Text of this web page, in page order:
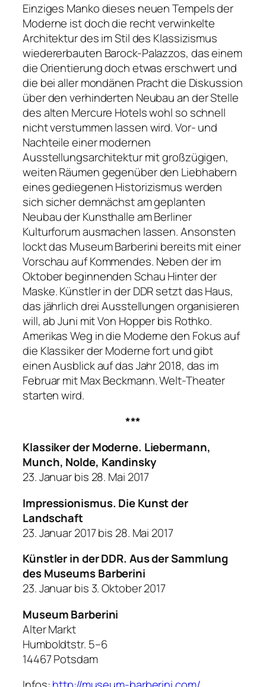
Einziges Manko dieses neuen Tempels der
Moderne ist doch die recht verwinkelte
Architektur des im Stil des Klassizismus
wiedererbauten Barock-Palazzos, das einem
die Orientierung doch etwas erschwert und
die bei aller mondänen Pracht die Diskussion
über den verhinderten Neubau an der Stelle
des alten Mercure Hotels wohl so schnell
nicht verstummen lassen wird. Vor- und
Nachteile einer modernen
Ausstellungsarchitektur mit großzügigen,
weiten Räumen gegenüber den Liebhabern
eines gediegenen Historizismus werden
sich sicher demnächst am geplanten
Neubau der Kunsthalle am Berliner
Kulturforum ausmachen lassen. Ansonsten
lockt das Museum Barberini bereits mit einer
Vorschau auf Kommendes. Neben der im
Oktober beginnenden SchauHinter der
Maske. Künstler in der DDRsetzt das Haus,
das jährlich drei Ausstellungen organisieren
will, ab Juni mitVon Hopper bis Rothko.
Amerikas Weg in die Moderneden Fokus auf
die Klassiker der Moderne fort und gibt
einen Ausblick auf das Jahr 2018, das im
Februar mitMax Beckmann. Welt-Theater
starten wird.
***
Klassiker der Moderne. Liebermann,
Munch, Nolde, Kandinsky
23. Januar bis 28. Mai 2017
Impressionismus. Die Kunst der
Landschaft
23. Januar 2017 bis 28. Mai 2017
Künstler in der DDR. Aus der Sammlung
des Museums Barberini
23. Januar bis 3. Oktober 2017
Museum Barberini
Alter Markt
Humboldtstr. 5–6
14467 Potsdam